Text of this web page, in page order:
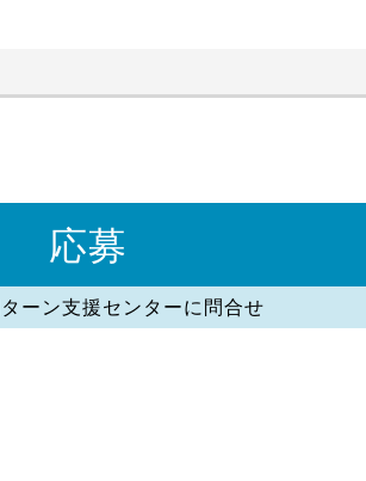
応募
ーン支援センターに問合せ